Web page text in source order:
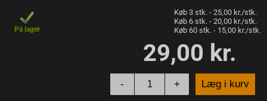
På lager
Køb 3 stk. - 25,00 kr./stk.
Køb 6 stk. - 20,00 kr./stk.
Køb 60 stk. - 15,00 kr./stk.
29,00 kr.
- + Læg i kurv